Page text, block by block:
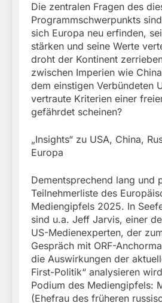
Die zentralen Fragen des
Programmschwerpunkts
sich Europa neu erfinden,
stärken und seine Werte
droht der Kontinent
zwischen Imperien wie
dem einstigen Verbündeten
vertraute Kriterien einer
gefährdet scheinen?
„Insights“ zu USA, China,
Europa
Dementsprechend lang und
Teilnehmerliste des
Mediengipfels 2025. In
sind u.a. Jeff Jarvis, einer
US-Medienexperten, der
Gespräch mit ORF-
die Auswirkungen der
First-Politik“ analysieren
Podium des Mediengipfels:
(Ehefrau des früheren